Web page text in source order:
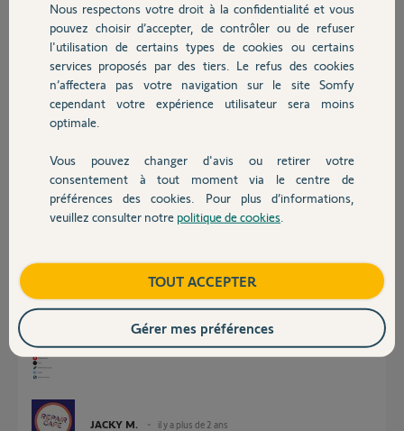
Chauffage
Autres produits
Devis avec un pro
Contact
ont le même souci visiblement, depuis la mise à jour de l'appli le 30
Merci,
Stéphane
il y a plus de 2 ans
Réponses
Bonjour Stéphane
Mettez a jour votre application Google Home.
Vous devriez avoir la liste ci jointe
JACKY M. il y a plus de 2 ans
Nous respectons votre droit à la confidentialité et vous
pouvez choisir d’accepter, de contrôler ou de refuser
l'utilisation de certains types de cookies ou certains
services proposés par des tiers. Le refus des cookies
n’affectera pas votre navigation sur le site Somfy
cependant votre expérience utilisateur sera moins
optimale.
Vous pouvez changer d'avis ou retirer votre
consentement à tout moment via le centre de
préférences des cookies. Pour plus d’informations,
veuillez consulter notre politique de cookies
TOUT ACCEPTER
Gérer mes préférences